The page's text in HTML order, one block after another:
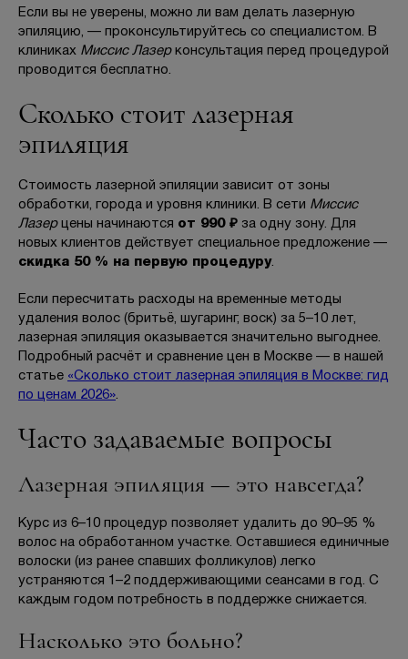
Если вы не уверены, можно ли вам делать лазерную
эпиляцию, — проконсультируйтесь со специалистом. В
клиниках Миссис Лазерконсультация перед процедурой
проводится бесплатно.
Сколько стоит лазерная
эпиляция
Стоимость лазерной эпиляции зависит от зоны
обработки, города и уровня клиники. В сети Миссис
Лазерцены начинаются от 990 ₽ за одну зону. Для
новых клиентов действует специальное предложение —
скидка 50 % на первую процедуру.
Если пересчитать расходы на временные методы
удаления волос (бритьё, шугаринг, воск) за 5–10 лет,
лазерная эпиляция оказывается значительно выгоднее.
Подробный расчёт и сравнение цен в Москве — в нашей
статье «Сколько стоит лазерная эпиляция в Москве: гид
по ценам 2026».
Часто задаваемые вопросы
Лазерная эпиляция — это навсегда?
Курс из 6–10 процедур позволяет удалить до 90–95 %
волос на обработанном участке. Оставшиеся единичные
волоски (из ранее спавших фолликулов) легко
устраняются 1–2 поддерживающими сеансами в год. С
каждым годом потребность в поддержке снижается.
Насколько это больно?